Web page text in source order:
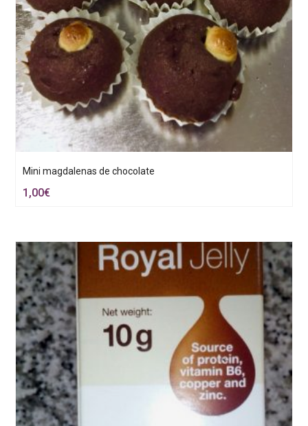
Mini magdalenas de chocolate
1,00€